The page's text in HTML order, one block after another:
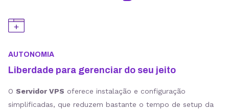
AUTONOMIA
Liberdade para gerenciar do seu jeito
O Servidor VPS oferece instalação e configuração
simplificadas, que reduzem bastante o tempo de setup da